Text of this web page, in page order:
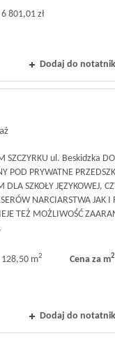
6 801,01 zł
Dodaj do
SZCZYRKU ul. Beskidzka
POD PRYWATNE
DLA SZKOŁY JĘZYKOWEJ,
NARCIARSTWA JAK I
TEŻ MOŻLIWOŚĆ
128,50 m2 Cena za m2
Dodaj do